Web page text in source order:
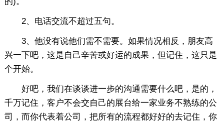
2、电话交流不超过五句。
3、他没有说他们需不需要。如果情况相反，朋友高
兴一下吧，这是自己辛苦或好运的成果，但记住，这只是
个开始。
好吧，我们在谈谈进一步的沟通需要什么吧，是的，
千万记住，客户不会交自己的展台给一家业务不熟练的公
司，而你代表着公司，把所有的流程都好好的去记住，你